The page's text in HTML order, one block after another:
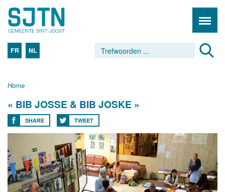
FR NL
Home
« BIB JOSSE & BIB JOSKE »
SHARE TWEET